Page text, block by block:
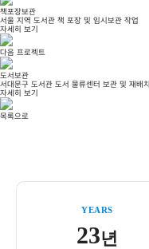
책포장보관
서울 지역 도서관 책 포장 및 임시보관 작업
자세히 보기
다음 프로젝트
도서보관
서대문구 도서관 도서 물류센터 보관 및 재배치
자세히 보기
목록으로
YEARS
23년